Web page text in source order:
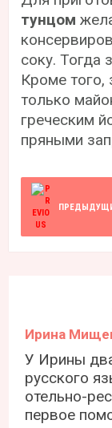
тунцом
соку. Тогда
Кроме
только
греческим
пряными
Ирина
У Ирины
русского
отельно-
первое